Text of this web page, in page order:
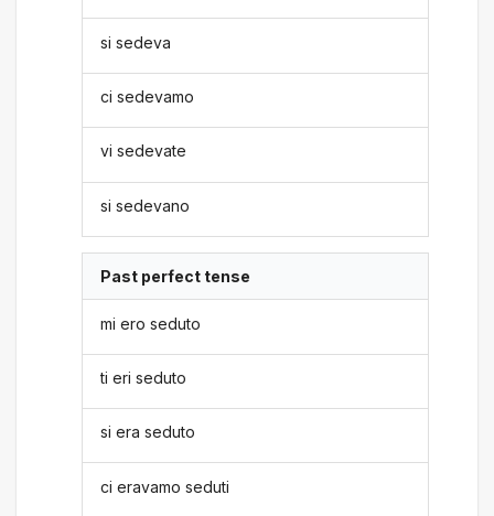
si sedeva
ci sedevamo
vi sedevate
si sedevano
Past perfect tense
mi ero seduto
ti eri seduto
si era seduto
ci eravamo seduti